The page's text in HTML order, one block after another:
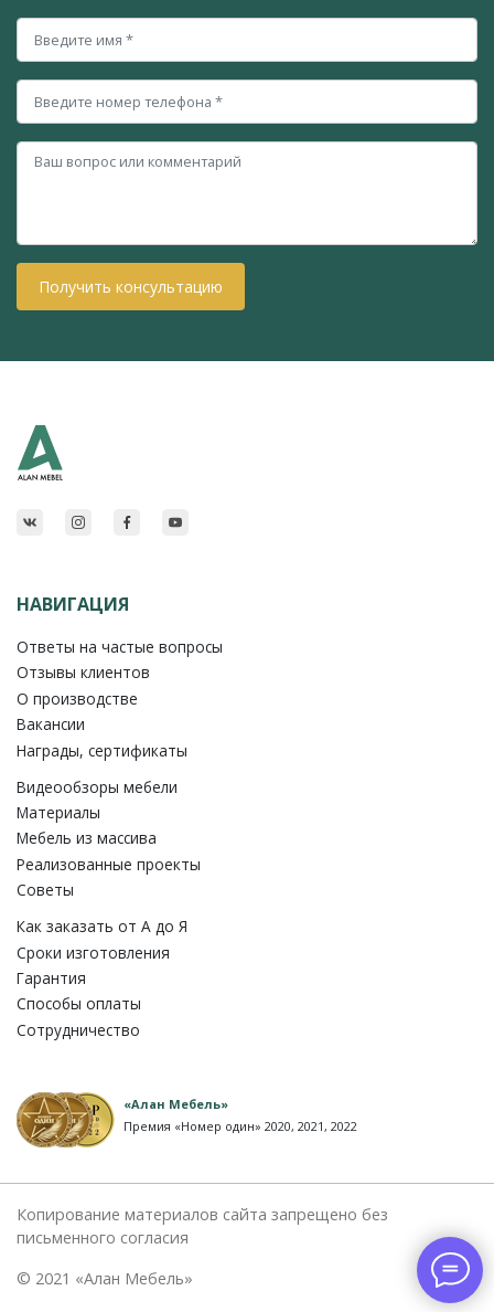
Получить консультацию
НАВИГАЦИЯ
Ответы на частые вопросы
Отзывы клиентов
О производстве
Вакансии
Награды, сертификаты
Видеообзоры мебели
Материалы
Мебель из массива
Реализованные проекты
Советы
Как заказать от A до Я
Сроки изготовления
Гарантия
Способы оплаты
Сотрудничество
«Алан Мебель»
Премия «Номер один» 2020, 2021, 2022
Копирование материалов сайта запрещено без
письменного согласия
© 2021 «Алан Мебель»